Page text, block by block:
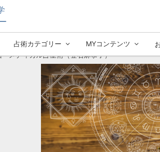
占術カテゴリー MYコンテンツ
メディカル占星術（登石麻恭子）